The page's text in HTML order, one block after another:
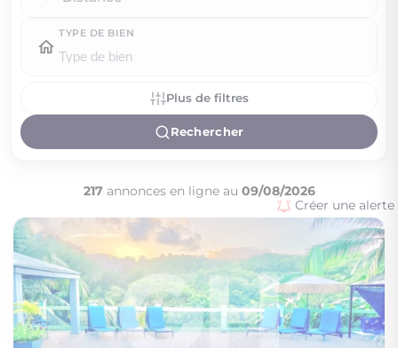
TYPE DE BIEN
Plus de filtres
Rechercher
217 annonces en ligne au 09/08/2026
Créer une alerte